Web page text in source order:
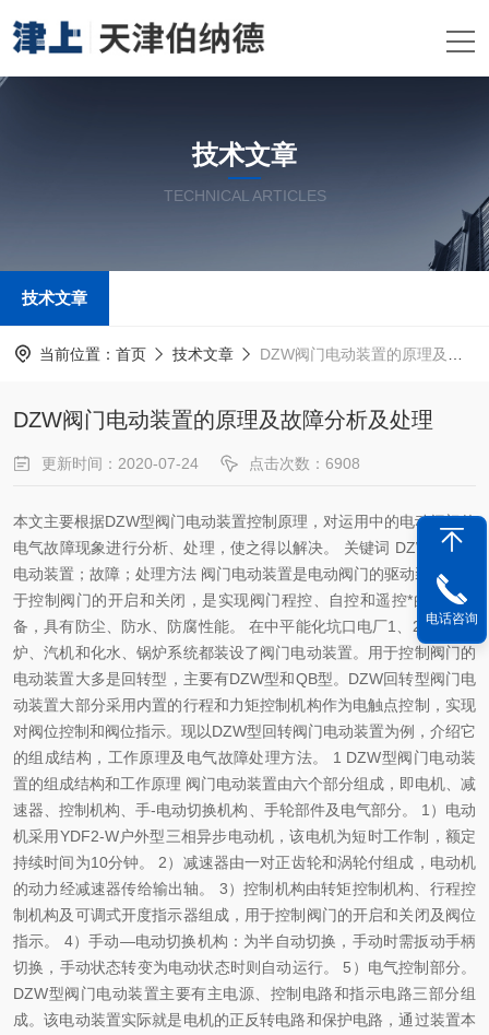
技术文章
TECHNICAL ARTICLES
技术文章
当前位置： 首页 技术文章 DZW阀门电动装置的原理及故障分析及处理
DZW阀门电动装置的原理及故障分析及处理
更新时间：2020-07-24 点击次数：6908
本文主要根据DZW型阀门电动装置控制原理，对运用中的电动阀门的
电气故障现象进行分析、处理，使之得以解决。 关键词 DZW；阀门
电动装置；故障；处理方法 阀门电动装置是电动阀门的驱动装置，用
于控制阀门的开启和关闭，是实现阀门程控、自控和遥控*的驱动设
备，具有防尘、防水、防腐性能。 在中平能化坑口电厂1、2#机组锅
炉、汽机和化水、锅炉系统都装设了阀门电动装置。用于控制阀门的
电动装置大多是回转型，主要有DZW型和QB型。DZW回转型阀门电
动装置大部分采用内置的行程和力矩控制机构作为电触点控制，实现
对阀位控制和阀位指示。现以DZW型回转阀门电动装置为例，介绍它
的组成结构，工作原理及电气故障处理方法。 1 DZW型阀门电动装
置的组成结构和工作原理 阀门电动装置由六个部分组成，即电机、减
速器、控制机构、手-电动切换机构、手轮部件及电气部分。 1）电动
机采用YDF2-W户外型三相异步电动机，该电机为短时工作制，额定
持续时间为10分钟。 2）减速器由一对正齿轮和涡轮付组成，电动机
的动力经减速器传给输出轴。 3）控制机构由转矩控制机构、行程控
制机构及可调式开度指示器组成，用于控制阀门的开启和关闭及阀位
指示。 4）手动—电动切换机构：为半自动切换，手动时需扳动手柄
切换，手动状态转变为电动状态时则自动运行。 5）电气控制部分。
DZW型阀门电动装置主要有主电源、控制电路和指示电路三部分组
成。该电动装置实际就是电机的正反转电路和保护电路，通过装置本
电话咨询